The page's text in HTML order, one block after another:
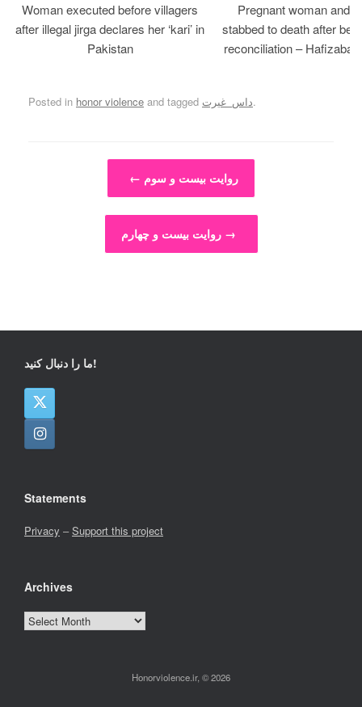
Woman executed before villagers
after illegal jirga declares her ‘kari’ in
Pakistan
Pregnant woman and
stabbed to death after
reconciliation –
Posted in honor violence and tagged داس_غیرت.
← روایت بیست و‌ سوم
روایت بیست و چهارم →
ما را دنبال کنید!
Statements
Privacy –Support this project
Archives
Archives
Honorviolence.ir, © 2026